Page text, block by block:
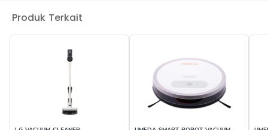
Produk Terkait